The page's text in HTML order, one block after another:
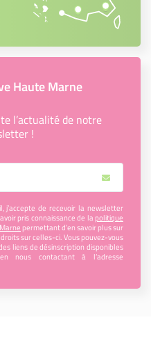
Haute Marne
l’actualité de notre
!
j’accepte de recevoir la newsletter
pris connaissance de la politique
permettant d’en savoir plus sur
sur celles-ci. Vous pouvez-vous
liens de désinscription disponibles
nous contactant à l’adresse